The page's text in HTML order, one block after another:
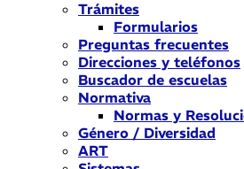
Trámites
Formularios
Preguntas frecuentes
Direcciones y teléfonos
Buscador de escuelas
Normativa
Normas y
Género / Diversidad
ART